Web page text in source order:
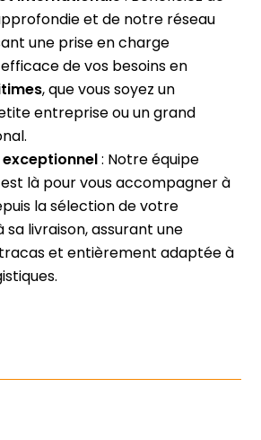
et de notre réseau
une prise en charge
de vos besoins en
, que vous soyez un
entreprise ou un grand
: Notre équipe
là pour vous accompagner à
la sélection de votre
sa livraison, assurant une
et entièrement adaptée à